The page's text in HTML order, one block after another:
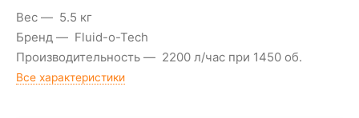
Вес
5.5 кг
Бренд
Fluid-o-Tech
Производительность
2200 л/час при 1450 об.
Все характеристики